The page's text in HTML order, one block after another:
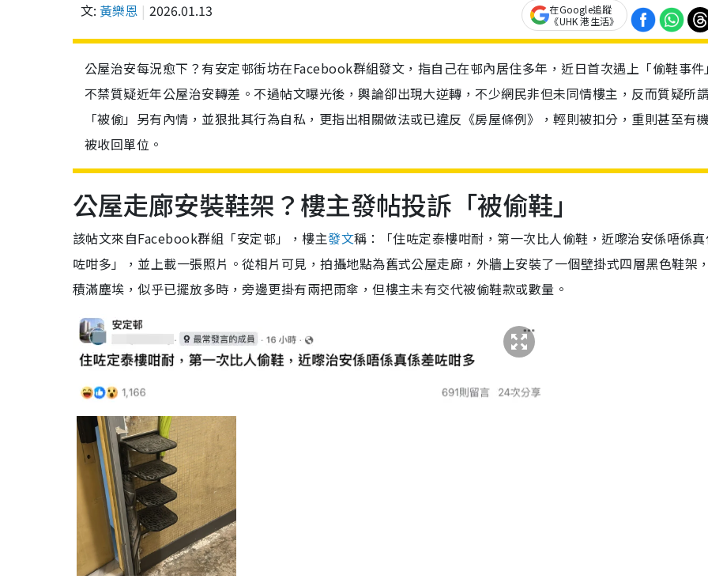
文: 黃樂恩 2026.01.13
在Google追蹤
《UHK 港生活》
公屋治安每況愈下？有安定邨街坊在Facebook群組發文，指自己在邨內居住多年，近日首次遇上「偷鞋事件
不禁質疑近年公屋治安轉差。不過帖文曝光後，輿論卻出現大逆轉，不少網民非但未同情樓主，反而質疑所謂
「被偷」另有內情，並狠批其行為自私，更指出相關做法或已違反《房屋條例》，輕則被扣分，重則甚至有
被收回單位。
公屋走廊安裝鞋架？樓主發帖投訴「被偷鞋」
該帖文來自Facebook群組「安定邨」，樓主發文稱：「住咗定泰樓咁耐，第一次比人偷鞋，近嚟治安係唔係真
咗咁多」，並上載一張照片。從相片可見，拍攝地點為舊式公屋走廊，外牆上安裝了一個壁掛式四層黑色鞋架
積滿塵埃，似乎已擺放多時，旁邊更掛有兩把雨傘，但樓主未有交代被偷鞋款或數量。